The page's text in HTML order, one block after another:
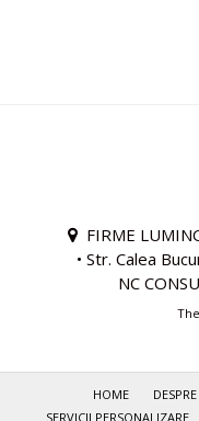
FIRME
• Str. Calea
NC
HOME
SERVICII PERSONALIZARE